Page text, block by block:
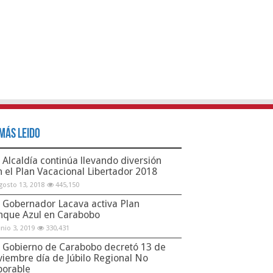
Leido
Alcaldía continúa llevando diversión
el Plan Vacacional Libertador 2018
13, 2018 445,150
Gobernador Lacava activa Plan
Azul en Carabobo
3, 2019 330,431
Gobierno de Carabobo decretó 13 de
día de Júbilo Regional No